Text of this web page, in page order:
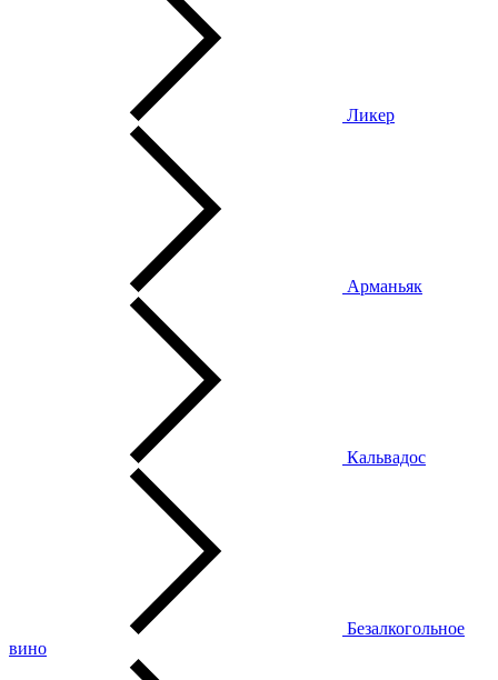
Ликер
Арманьяк
Кальвадос
Безалкогольное
вино